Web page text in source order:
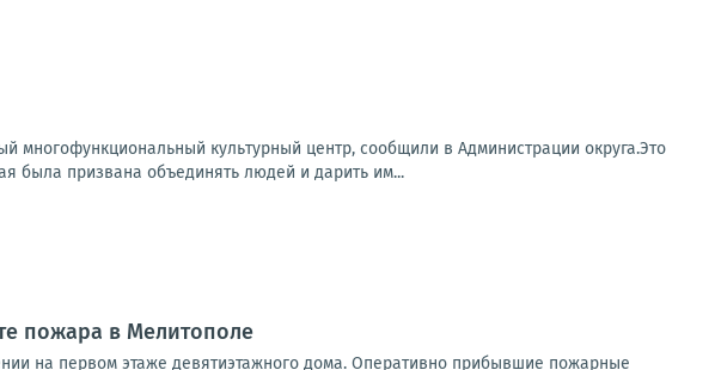
многофункциональный культурный центр, сообщили в Администрации округа.Это
была призвана объединять людей и дарить им...
пожара в Мелитополе
на первом этаже девятиэтажного дома. Оперативно прибывшие пожарные